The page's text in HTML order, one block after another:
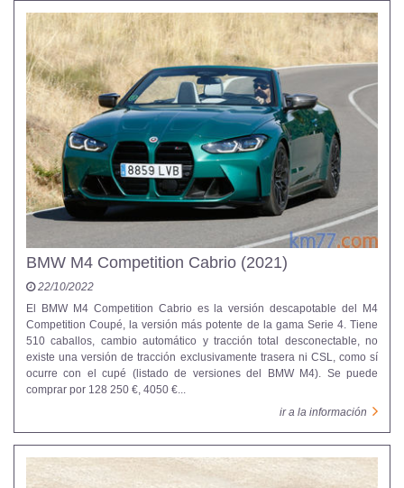
BMW M4 Competition Cabrio (2021)
22/10/2022
El BMW M4 Competition Cabrio es la versión descapotable del M4
Competition Coupé, la versión más potente de la gama Serie 4. Tiene
510 caballos, cambio automático y tracción total desconectable, no
existe una versión de tracción exclusivamente trasera ni CSL, como sí
ocurre con el cupé (listado de versiones del BMW M4). Se puede
comprar por 128 250 €, 4050 €...
ir a la información